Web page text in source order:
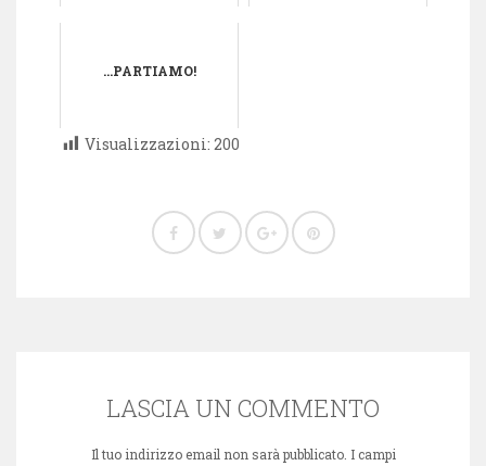
...PARTIAMO!
Visualizzazioni: 200
LASCIA UN COMMENTO
Il tuo indirizzo email non sarà pubblicato. I campi